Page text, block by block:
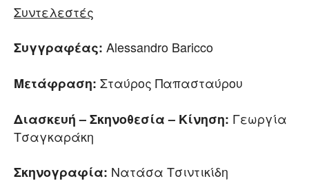
Συντελεστές
Συγγραφέας: Αlessandro Baricco
Μετάφραση: Σταύρος Παπασταύρου
Διασκευή – Σκηνοθεσία – Κίνηση: Γεωργία
Τσαγκαράκη
Σκηνογραφία: Νατάσα Τσιντικίδη